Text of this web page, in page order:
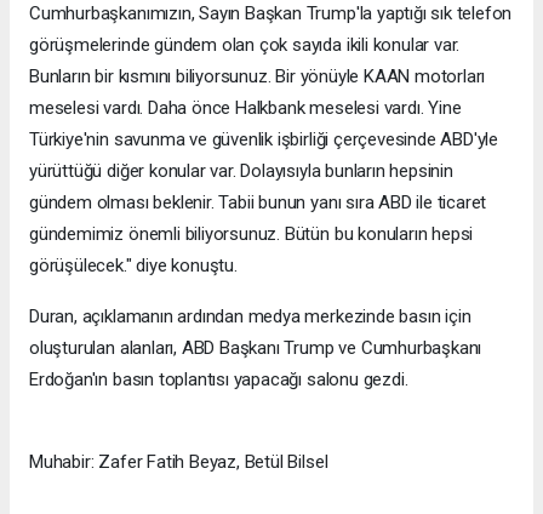
Cumhurbaşkanımızın, Sayın Başkan Trump'la yaptığı sık telefon
görüşmelerinde gündem olan çok sayıda ikili konular var.
Bunların bir kısmını biliyorsunuz. Bir yönüyle KAAN motorları
meselesi vardı. Daha önce Halkbank meselesi vardı. Yine
Türkiye'nin savunma ve güvenlik işbirliği çerçevesinde ABD'yle
yürüttüğü diğer konular var. Dolayısıyla bunların hepsinin
gündem olması beklenir. Tabii bunun yanı sıra ABD ile ticaret
gündemimiz önemli biliyorsunuz. Bütün bu konuların hepsi
görüşülecek." diye konuştu.
Duran, açıklamanın ardından medya merkezinde basın için
oluşturulan alanları, ABD Başkanı Trump ve Cumhurbaşkanı
Erdoğan'ın basın toplantısı yapacağı salonu gezdi.
Muhabir: Zafer Fatih Beyaz, Betül Bilsel